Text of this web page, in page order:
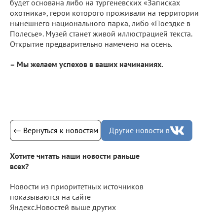
будет основана либо на тургеневских «Записках
охотника», герои которого проживали на территории
нынешнего национального парка, либо «Поездке в
Полесье». Музей станет живой иллюстрацией текста.
Открытие предварительно намечено на осень.
– Мы желаем успехов в ваших начинаниях.
← Вернуться к новостям Другие новости в
Хотите читать наши новости раньше
всех?
Новости из приоритетных источников
показываются на сайте
Яндекс.Новостей выше других